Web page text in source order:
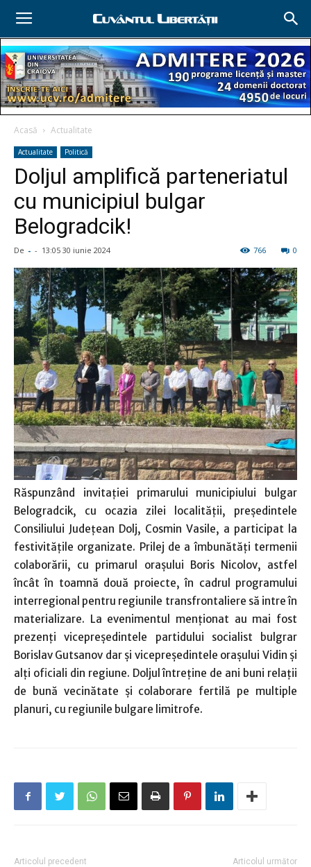
Acasă Actualitate
Actualitate Politică
Doljul amplifică parteneriatul
cu municipiul bulgar
Belogradcik!
De - - 13:05 30 iunie 2024 0
766
Răspunzând invitaţiei primarului municipiului bulgar
Belogradcik, cu ocazia zilei localităţii, preşedintele
Consiliului Judeţean Dolj, Cosmin Vasile, a participat la
festivităţile organizate. Prilej de a îmbunătăţi termenii
colaborării, cu primarul oraşului Boris Nicolov, astfel
încât în toamnă două proiecte, în cadrul programului
interregional pentru regiunile transfrontaliere să intre în
materializare. La evenimentul menţionat au mai fost
prezenţi vicepreşedintele partidului socialist bulgrar
Borislav Gutsanov dar şi vicepreşedintele oraşului Vidin şi
alţi oficiali din regiune. Doljul întreţine de ani buni relaţii
de bună vecinătate şi colaborare fertilă pe multiple
planuri, cu regiunile bulgare limitrofe.
Articolul precedent Articolul următor